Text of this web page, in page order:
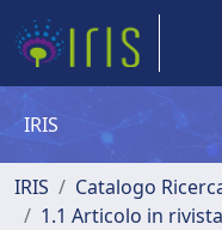
IRIS
IRIS Catalogo
1.1 Articolo in rivista